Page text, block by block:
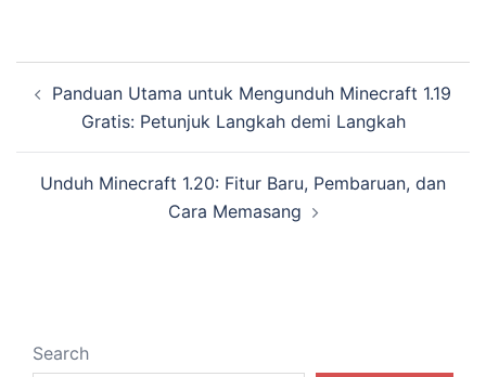
navigation
Panduan Utama untuk Mengunduh Minecraft 1.19
Gratis: Petunjuk Langkah demi Langkah
Unduh Minecraft 1.20: Fitur Baru, Pembaruan, dan
Cara Memasang
Search